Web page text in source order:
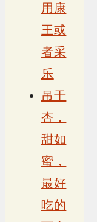
用康
王或
者采
乐
吊干
杏，
甜如
蜜，
最好
吃的